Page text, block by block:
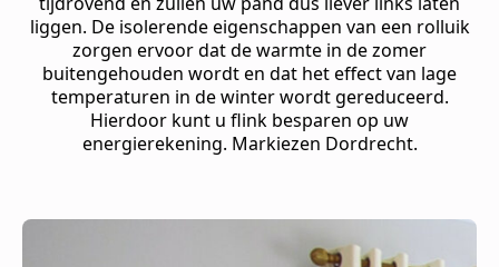
liggen. De isolerende eigenschappen van een rolluik
zorgen ervoor dat de warmte in de zomer
buitengehouden wordt en dat het effect van lage
temperaturen in de winter wordt gereduceerd.
Hierdoor kunt u flink besparen op uw
energierekening. Markiezen Dordrecht.